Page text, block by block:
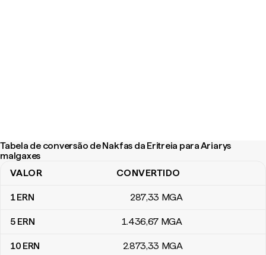
Tabela de conversão de Nakfas da Eritreia para Ariarys
malgaxes
Tabela de conversão de Nakfas da Eritreia para Ariarys malgaxes
VALOR CONVERTIDO
1ERN 287,33 MGA
5 ERN 1.436,67 MGA
10 ERN 2.873,33 MGA